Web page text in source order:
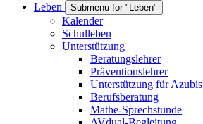
Leben
Submenu for "Leben"
Kalender
Schulleben
Unterstützung
Beratungslehrer
Präventionslehrer
Unterstützung für Azubis
Berufsberatung
Mathe-Sprechstunde